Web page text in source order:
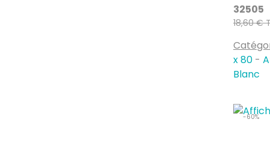
32505
Prix
18,60 €
x 80 -
Blanc
-60%